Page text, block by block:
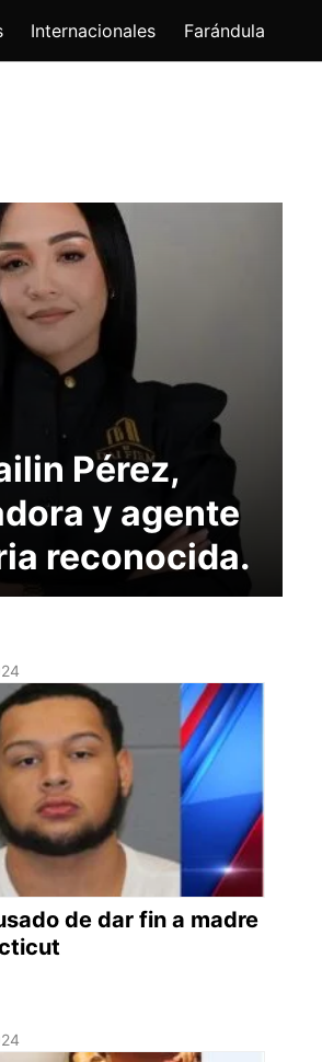
Internacionales Farándula
Pérez,
y agente
reconocida.
de dar fin a madre